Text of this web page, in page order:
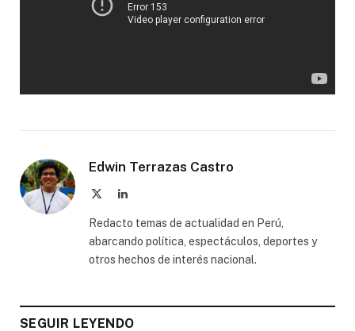
Edwin Terrazas Castro
LinkedIn
Redacto temas de actualidad en Perú,
abarcando política, espectáculos, deportes y
otros hechos de interés nacional.
SEGUIR LEYENDO